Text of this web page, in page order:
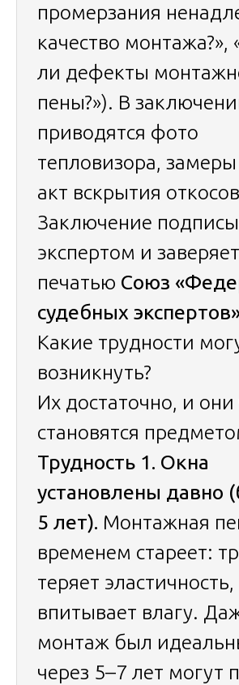
промерзания
качество монтажа?»,
ли дефекты
пены?»). В
приводятся фото
тепловизора,
акт вскрытия
Заключение
экспертом и
печатью Союз
судебных
Какие трудности
возникнуть?
Их достаточно, и они
становятся
Трудность 1. Окна
установлены давно
5 лет). Монтажная
временем стареет:
теряет эластичность,
впитывает влагу.
монтаж был
через 5–7 лет могут